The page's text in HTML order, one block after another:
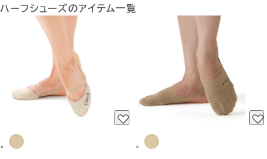
ハーフシューズのアイテム一覧